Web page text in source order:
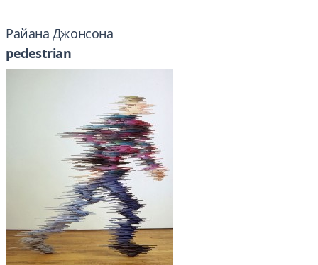
Райана Джонсона
pedestrian